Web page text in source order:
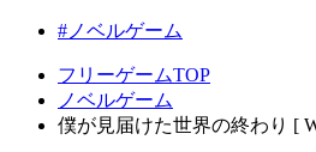
#ノベルゲーム
フリーゲームTOP
ノベルゲーム
僕が見届けた世界の終わり [